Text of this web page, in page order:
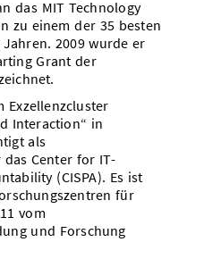
das MIT Technology
zu einem der 35 besten
2009 wurde er
Grant der
Exzellenzcluster
Interaction“ in
als
Center for IT-
(CISPA). Es ist
für
vom
und Forschung